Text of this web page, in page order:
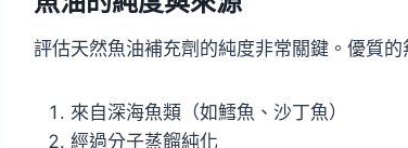
評估天然魚油補充劑的純度非常關鍵。優質的
來自深海魚類（如鱈魚、沙丁魚）
經過分子蒸餾純化